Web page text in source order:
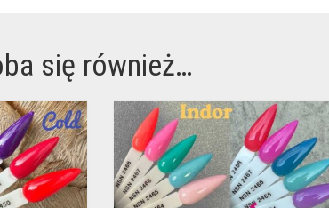
się również…